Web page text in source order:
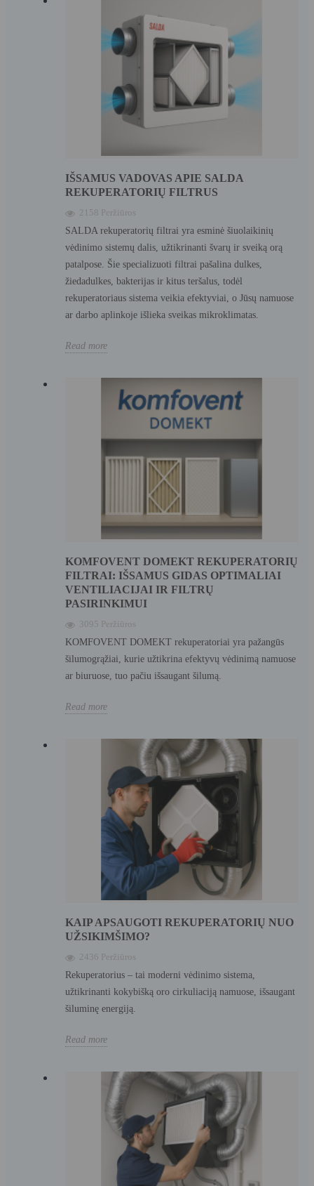
IŠSAMUS VADOVAS APIE SALDA
REKUPERATORIŲ FILTRUS
2158 Peržiūros
SALDA rekuperatorių filtrai yra esminė šiuolaikinių
vėdinimo sistemų dalis, užtikrinanti švarų ir sveiką orą
patalpose. Šie specializuoti filtrai pašalina dulkes,
žiedadulkes, bakterijas ir kitus teršalus, todėl
rekuperatoriaus sistema veikia efektyviai, o Jūsų namuose
ar darbo aplinkoje išlieka sveikas mikroklimatas.
Read more
KOMFOVENT DOMEKT REKUPERATORIŲ
FILTRAI: IŠSAMUS GIDAS OPTIMALIAI
VENTILIACIJAI IR FILTRŲ
PASIRINKIMUI
3095 Peržiūros
KOMFOVENT DOMEKT rekuperatoriai yra pažangūs
šilumogrąžiai, kurie užtikrina efektyvų vėdinimą namuose
ar biuruose, tuo pačiu išsaugant šilumą.
Read more
KAIP APSAUGOTI REKUPERATORIŲ NUO
UŽSIKIMŠIMO?
2436 Peržiūros
Rekuperatorius – tai moderni vėdinimo sistema,
užtikrinanti kokybišką oro cirkuliaciją namuose, išsaugant
šiluminę energiją.
Read more